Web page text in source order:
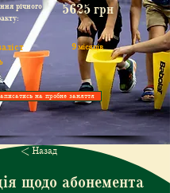
9 місяців
5625 грн
річного
на пробне заняття
щодо абонемента
< Назад